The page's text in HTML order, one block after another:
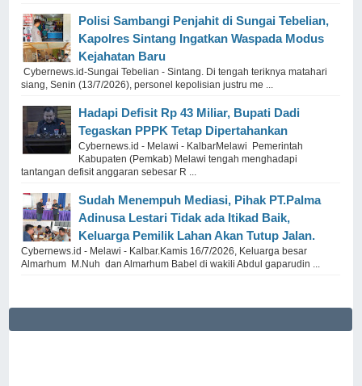
Polisi Sambangi Penjahit di Sungai Tebelian,
Kapolres Sintang Ingatkan Waspada Modus
Kejahatan Baru
Cybernews.id-Sungai Tebelian - Sintang. Di tengah teriknya matahari
siang, Senin (13/7/2026), personel kepolisian justru me ...
Hadapi Defisit Rp 43 Miliar, Bupati Dadi
Tegaskan PPPK Tetap Dipertahankan
Cybernews.id - Melawi - KalbarMelawi Pemerintah
Kabupaten (Pemkab) Melawi tengah menghadapi
tantangan defisit anggaran sebesar R ...
Sudah Menempuh Mediasi, Pihak PT.Palma
Adinusa Lestari Tidak ada Itikad Baik,
Keluarga Pemilik Lahan Akan Tutup Jalan.
Cybernews.id - Melawi - Kalbar.Kamis 16/7/2026, Keluarga besar
Almarhum M.Nuh dan Almarhum Babel di wakili Abdul gaparudin ...